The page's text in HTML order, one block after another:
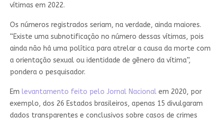
vítimas em 2022.
Os números registrados seriam, na verdade, ainda maiores.
“Existe uma subnotificação no número dessas vítimas, pois
ainda não há uma política para atrelar a causa da morte com
a orientação sexual ou identidade de gênero da vítima”,
pondera o pesquisador.
Em levantamento feito pelo Jornal Nacionalem 2020, por
exemplo, dos 26 Estados brasileiros, apenas 15 divulgaram
dados transparentes e conclusivos sobre casos de crimes